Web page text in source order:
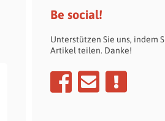
Be social!
Unterstützen Sie uns, indem
Artikel teilen. Danke!